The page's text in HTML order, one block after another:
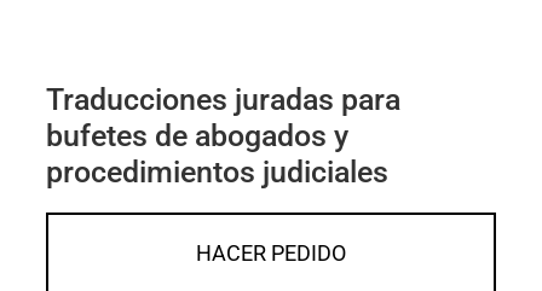
Traducciones juradas para
bufetes de abogados y
procedimientos judiciales
HACER PEDIDO